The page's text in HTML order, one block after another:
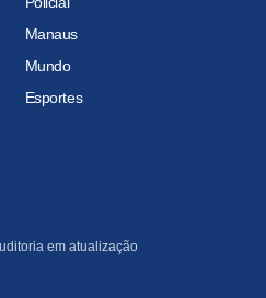
Manaus
Mundo
Esportes
em atualização